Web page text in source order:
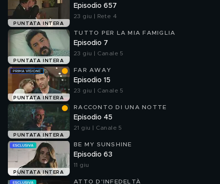
PUNTATA INTERA
Episodio 657
23 giu | Rete 4
PUNTATA INTERA
TUTTO PER LA MIA FAMIGLIA
Episodio 7
23 giu | Canale 5
PUNTATA INTERA
FAR AWAY
Episodio 15
23 giu | Canale 5
PUNTATA INTERA
RACCONTO DI UNA NOTTE
Episodio 45
21 giu | Canale 5
PUNTATA INTERA
BE MY SUNSHINE
Episodio 63
11 giu
ATTO D'INFEDELTÀ